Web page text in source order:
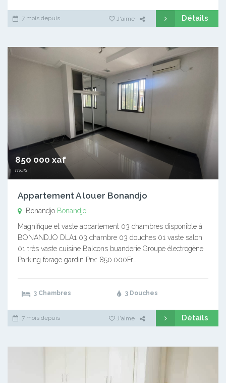
7 mois depuis J'aime Détails
850 000 xaf
mois
Appartement A louer Bonandjo
Bonandjo Bonandjo
Magnifique et vaste appartement 03 chambres disponible à
BONANDJO DLA1 03 chambre 03 douches 01 vaste salon
01 très vaste cuisine Balcons buanderie Groupe électrogène
Parking forage gardin Prx: 850.000Fr…
3 Chambres 3 Douches
7 mois depuis J'aime Détails